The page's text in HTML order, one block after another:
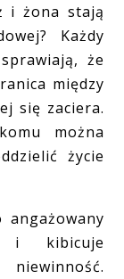
i żona stają
Każdy
że
między
się zaciera.
można
życie
i kibicuje